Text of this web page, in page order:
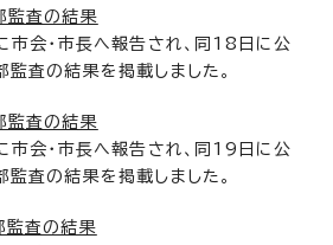
監査の結果
会・市長へ報告され、同18日に公
査の結果を掲載しました。
監査の結果
会・市長へ報告され、同19日に公
査の結果を掲載しました。
監査の結果